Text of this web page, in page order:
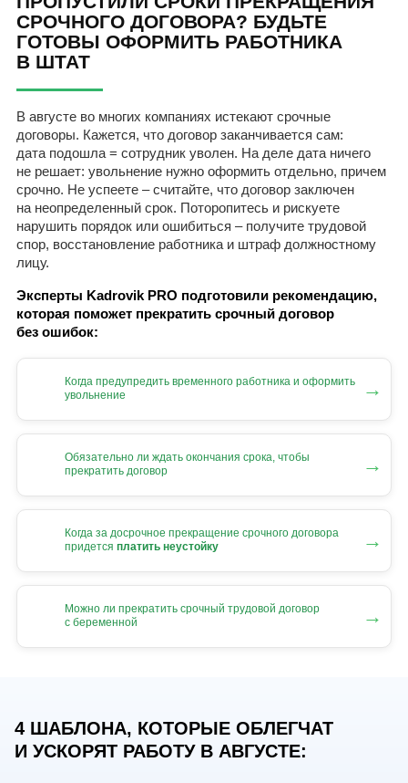
СРОЧНОГО ДОГОВОРА? БУДЬТЕ
ГОТОВЫ ОФОРМИТЬ РАБОТНИКА
В ШТАТ
В августе во многих компаниях истекают срочные
договоры. Кажется, что договор заканчивается сам:
дата подошла = сотрудник уволен. На деле дата ничего
не решает: увольнение нужно оформить отдельно, причем
срочно. Не успеете – считайте, что договор заключен
на неопределенный срок. Поторопитесь и рискуете
нарушить порядок или ошибиться – получите трудовой
спор, восстановление работника и штраф должностному
лицу.
Эксперты Kadrovik PRO подготовили рекомендацию,
которая поможет прекратить срочный договор
без ошибок:
Когда предупредить временного работника и оформить
увольнение
→
Обязательно ли ждать окончания срока, чтобы
прекратить договор
→
Когда за досрочное прекращение срочного договора
придется платить неустойку →
Можно ли прекратить срочный трудовой договор
с беременной
→
4 ШАБЛОНА, КОТОРЫЕ ОБЛЕГЧАТ
И УСКОРЯТ РАБОТУ В АВГУСТЕ: